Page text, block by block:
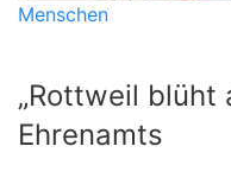
Menschen
„Rottweil blüht
Ehrenamts